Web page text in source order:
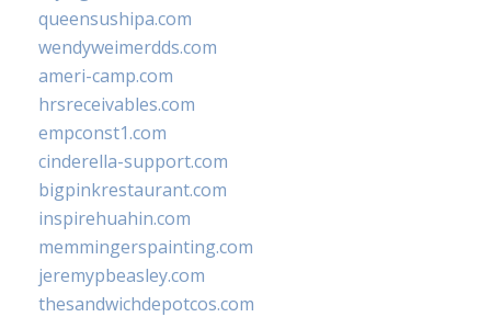
queensushipa.com
wendyweimerdds.com
ameri-camp.com
hrsreceivables.com
empconst1.com
cinderella-support.com
bigpinkrestaurant.com
inspirehuahin.com
memmingerspainting.com
jeremypbeasley.com
thesandwichdepotcos.com